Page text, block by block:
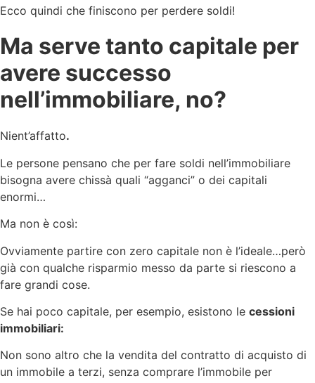
Ecco quindi che finiscono per perdere soldi!
Ma serve tanto capitale per
avere successo
nell’immobiliare, no?
Nient’affatto.
Le persone pensano che per fare soldi nell’immobiliare
bisogna avere chissà quali “agganci” o dei capitali
enormi…
Ma non è così:
Ovviamente partire con zero capitale non è l’ideale…però
già con qualche risparmio messo da parte si riescono a
fare grandi cose.
Se hai poco capitale, per esempio, esistono le cessioni
immobiliari:
Non sono altro che la vendita del contratto di acquisto di
un immobile a terzi, senza comprare l’immobile per